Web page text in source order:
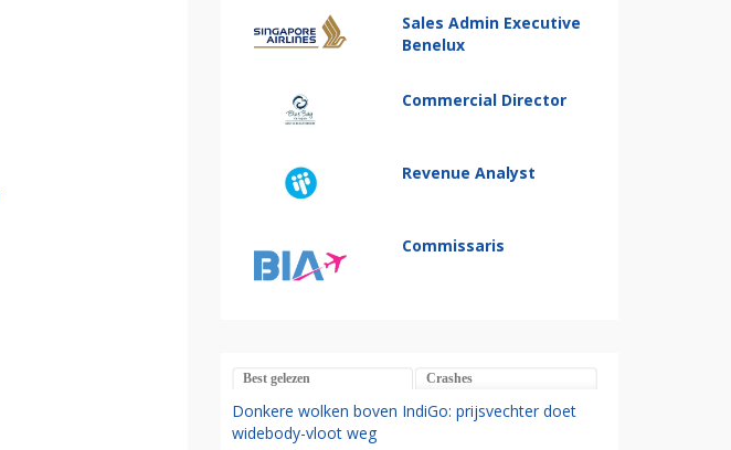
Sales Admin Executive
Benelux
Commercial Director
Revenue Analyst
Commissaris
Best gelezen Crashes
Donkere wolken boven IndiGo: prijsvechter doet
widebody-vloot weg